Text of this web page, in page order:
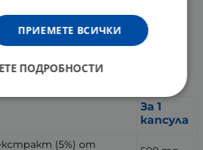
съдържа глутен, лактоза,
изкуствени овкусители,
приета с достатъчно вода.
За 1
капсула
(5%) от
ПРИЕМЕТЕ ВСИЧКИ
ПОДРОБНОСТИ